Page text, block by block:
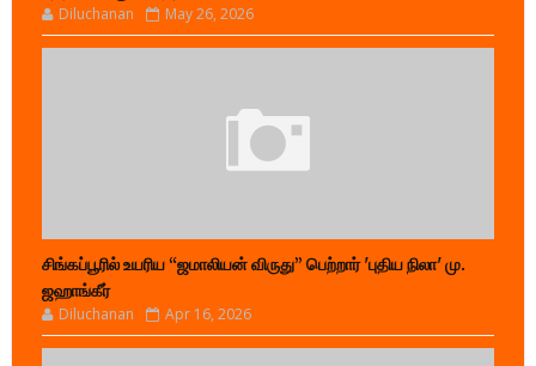
Diluchanan May 26, 2026
சிங்கப்பூரில் உயரிய “ஜமாலியன் விருது” பெற்றார் 'புதிய நிலா' மு.
ஜஹாங்கீர்
Diluchanan Apr 16, 2026